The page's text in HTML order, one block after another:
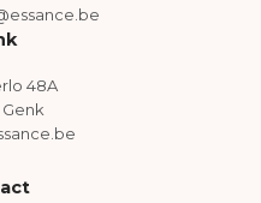
48A